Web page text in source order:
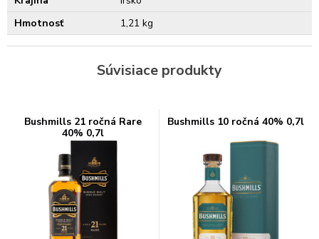
Hmotnosť
1,21 kg
Súvisiace produkty
Bushmills 21 ročná Rare
40% 0,7l
Bushmills 10 ročná 40% 0,7l